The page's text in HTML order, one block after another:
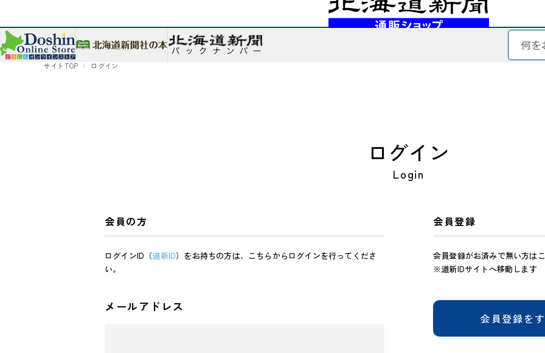
サイトTOP ログイン
ログイン
Login
会員の方
ログインID（道新ID）をお持ちの方は、こちらからログインを行ってくださ
い。
メールアドレス
会員登録
会員登録がお済みで無い方は
※道新IDサイトへ移動します
会員登録を